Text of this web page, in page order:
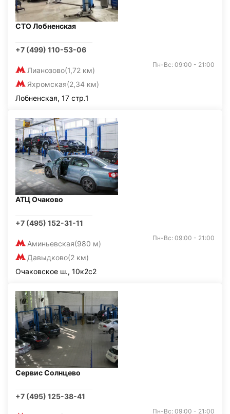
СТО Лобненская
+7 (499) 110-53-06
Лианозово(1,72 км)
Яхромская(2,34 км)
Пн-Вс: 09:00 - 21:00
Лобненская, 17 стр.1
АТЦ Очаково
+7 (495) 152-31-11
Аминьевская(980 м)
Давыдково(2 км)
Пн-Вс: 09:00 - 21:00
Очаковское ш., 10к2с2
Сервис Солнцево
+7 (495) 125-38-41
Пн-Вс: 09:00 - 21:00